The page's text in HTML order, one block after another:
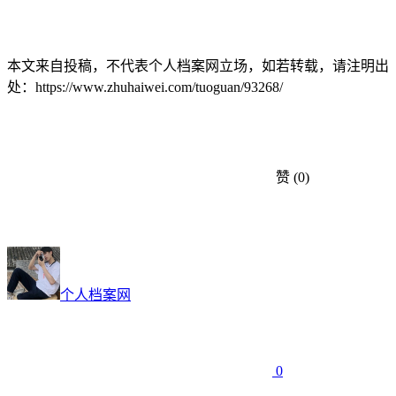
本文来自投稿，不代表个人档案网立场，如若转载，请注明出
处：https://www.zhuhaiwei.com/tuoguan/93268/
赞 (0)
个人档案网
0